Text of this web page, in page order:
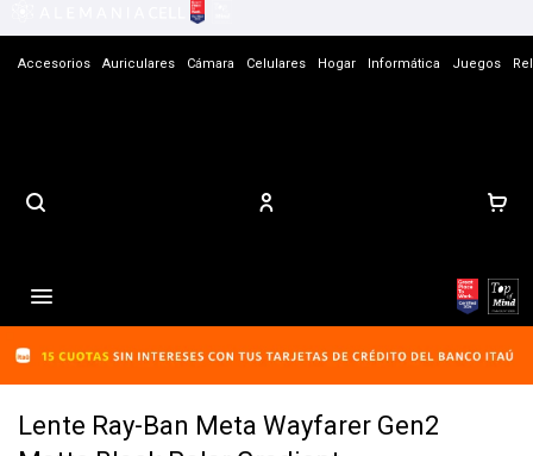
Accesorios Auriculares Cámara Celulares Hogar Informática Juegos

Lente Ray-Ban Meta Wayfarer Gen2